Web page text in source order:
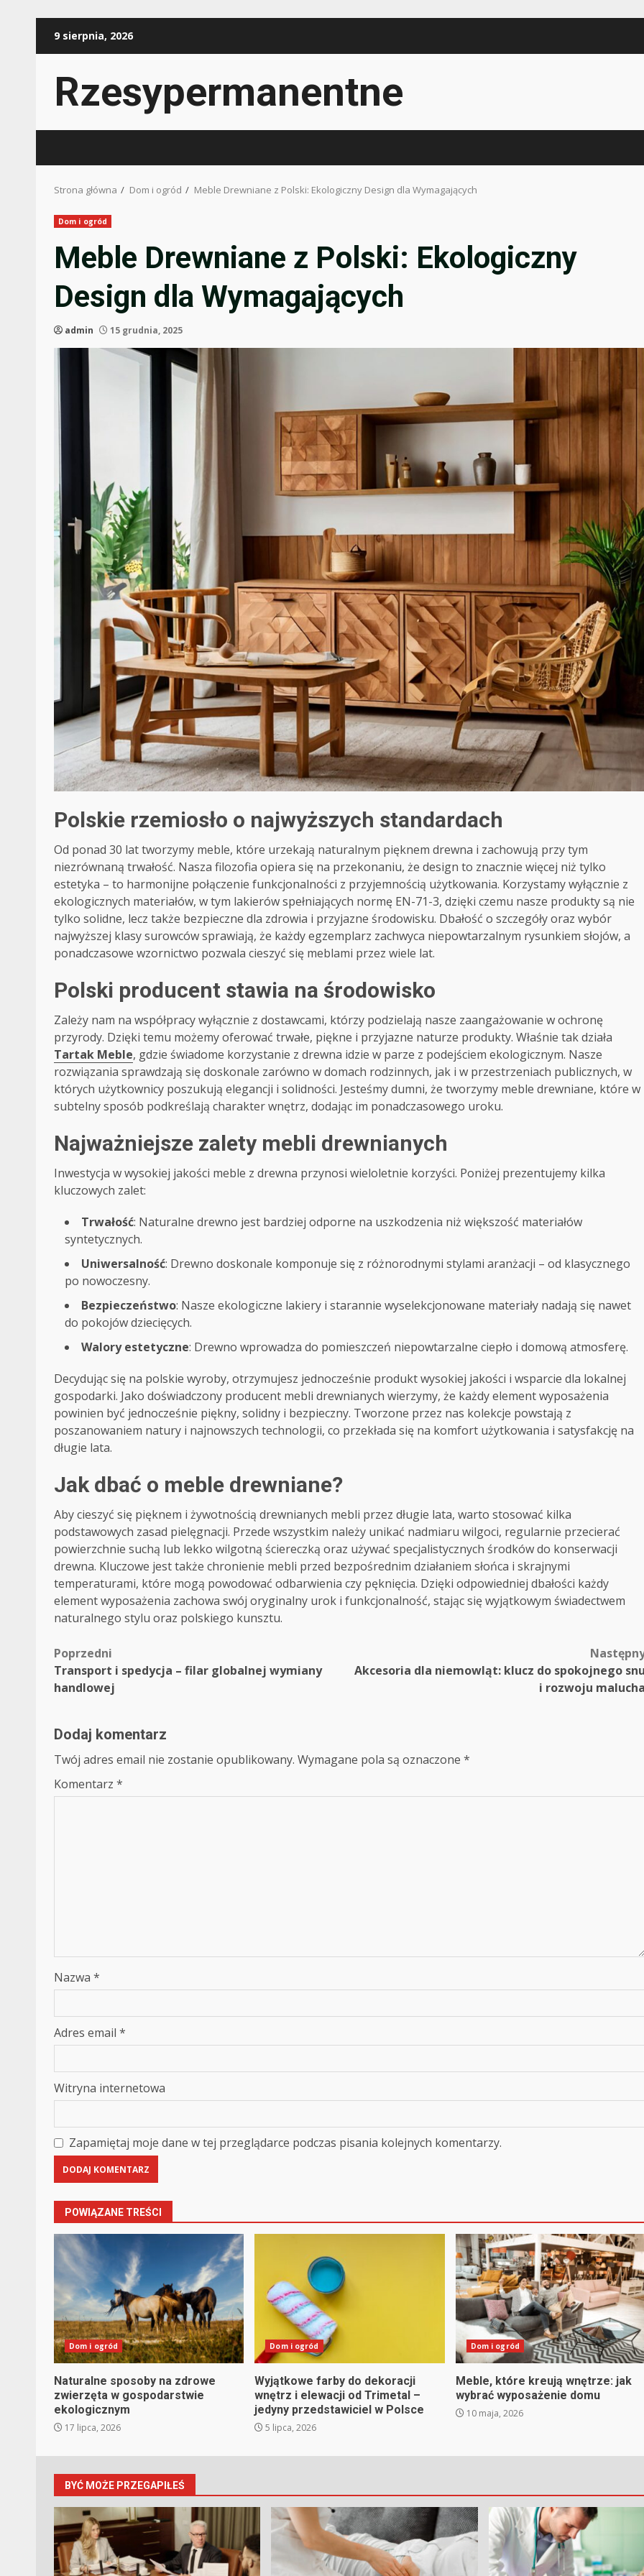
9 sierpnia, 2026
Rzesypermanentne
Strona główna Dom i ogród Meble Drewniane z Polski: Ekologiczny Design dla Wymagających
Dom i ogród
Meble Drewniane z Polski: Ekologiczny
Design dla Wymagających
admin 15 grudnia, 2025
Polskie rzemiosło o najwyższych standardach
Od ponad 30 lat tworzymy meble, które urzekają naturalnym pięknem drewna i zachowują przy tym
niezrównaną trwałość. Nasza filozofia opiera się na przekonaniu, że design to znacznie więcej niż tylko
estetyka – to harmonijne połączenie funkcjonalności z przyjemnością użytkowania. Korzystamy wyłącznie z
ekologicznych materiałów, w tym lakierów spełniających normę EN-71-3, dzięki czemu nasze produkty są nie
tylko solidne, lecz także bezpieczne dla zdrowia i przyjazne środowisku. Dbałość o szczegóły oraz wybór
najwyższej klasy surowców sprawiają, że każdy egzemplarz zachwyca niepowtarzalnym rysunkiem słojów, a
ponadczasowe wzornictwo pozwala cieszyć się meblami przez wiele lat.
Polski producent stawia na środowisko
Zależy nam na współpracy wyłącznie z dostawcami, którzy podzielają nasze zaangażowanie w ochronę
przyrody. Dzięki temu możemy oferować trwałe, piękne i przyjazne naturze produkty. Właśnie tak działa
Tartak Meble, gdzie świadome korzystanie z drewna idzie w parze z podejściem ekologicznym. Nasze
rozwiązania sprawdzają się doskonale zarówno w domach rodzinnych, jak i w przestrzeniach publicznych, w
których użytkownicy poszukują elegancji i solidności. Jesteśmy dumni, że tworzymy meble drewniane, które w
subtelny sposób podkreślają charakter wnętrz, dodając im ponadczasowego uroku.
Najważniejsze zalety mebli drewnianych
Inwestycja w wysokiej jakości meble z drewna przynosi wieloletnie korzyści. Poniżej prezentujemy kilka
kluczowych zalet:
Trwałość: Naturalne drewno jest bardziej odporne na uszkodzenia niż większość materiałów
syntetycznych.
Uniwersalność: Drewno doskonale komponuje się z różnorodnymi stylami aranżacji – od klasycznego
po nowoczesny.
Bezpieczeństwo: Nasze ekologiczne lakiery i starannie wyselekcjonowane materiały nadają się nawet
do pokojów dziecięcych.
Walory estetyczne: Drewno wprowadza do pomieszczeń niepowtarzalne ciepło i domową atmosferę.
Decydując się na polskie wyroby, otrzymujesz jednocześnie produkt wysokiej jakości i wsparcie dla lokalnej
gospodarki. Jako doświadczony producent mebli drewnianych wierzymy, że każdy element wyposażenia
powinien być jednocześnie piękny, solidny i bezpieczny. Tworzone przez nas kolekcje powstają z
poszanowaniem natury i najnowszych technologii, co przekłada się na komfort użytkowania i satysfakcję na
długie lata.
Jak dbać o meble drewniane?
Aby cieszyć się pięknem i żywotnością drewnianych mebli przez długie lata, warto stosować kilka
podstawowych zasad pielęgnacji. Przede wszystkim należy unikać nadmiaru wilgoci, regularnie przecierać
powierzchnie suchą lub lekko wilgotną ściereczką oraz używać specjalistycznych środków do konserwacji
drewna. Kluczowe jest także chronienie mebli przed bezpośrednim działaniem słońca i skrajnymi
temperaturami, które mogą powodować odbarwienia czy pęknięcia. Dzięki odpowiedniej dbałości każdy
element wyposażenia zachowa swój oryginalny urok i funkcjonalność, stając się wyjątkowym świadectwem
naturalnego stylu oraz polskiego kunsztu.
Zobacz
wpisy
Poprzedni
Transport i spedycja – filar globalnej wymiany
handlowej
Akcesoria dla niemowląt: klucz do spokojnego snu
i rozwoju malucha
Dodaj komentarz
Twój adres email nie zostanie opublikowany. Wymagane pola są oznaczone *
Komentarz *
Nazwa *
Adres email *
Witryna internetowa
Zapamiętaj moje dane w tej przeglądarce podczas pisania kolejnych komentarzy.
POWIĄZANE TREŚCI
Dom i ogród
Naturalne sposoby na zdrowe
zwierzęta w gospodarstwie
ekologicznym
17 lipca, 2026
Dom i ogród
Wyjątkowe farby do dekoracji
wnętrz i elewacji od Trimetal –
jedyny przedstawiciel w Polsce
5 lipca, 2026
Dom i ogród
Meble, które kreują wnętrze: jak
wybrać wyposażenie domu
10 maja, 2026
BYĆ MOŻE PRZEGAPIŁEŚ